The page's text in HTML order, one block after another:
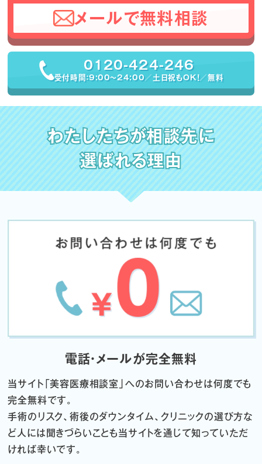
メールで無料相談
0120-424-246
受付時間：9:00〜24:00／土日祝もOK！／無料
わたしたちが相談先に
選ばれる理由
電話・メールが完全無料
当サイト「美容医療相談室」へのお問い合わせは何度でも
完全無料です。
手術のリスク、術後のダウンタイム、クリニックの選び方な
ど 人には聞きづらいことも当サイトを通じて知っていただ
ければ幸いです。